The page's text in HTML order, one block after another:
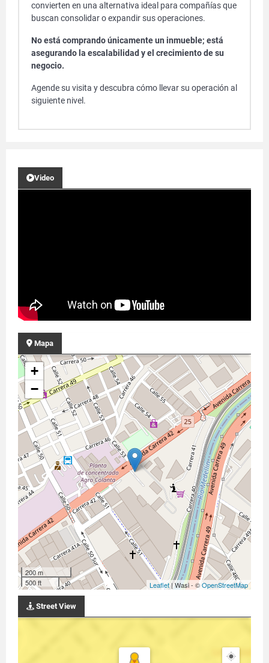
convierten en una alternativa ideal para compañías que
buscan consolidar o expandir sus operaciones.
No está comprando únicamente un inmueble; está
asegurando la escalabilidad y el crecimiento de su
negocio.
Agende su visita y descubra cómo llevar su operación al
siguiente nivel.
Video
Mapa
+
−
200 m
500 ft
Leaflet| Wasi - ©OpenStreetMap
Street View